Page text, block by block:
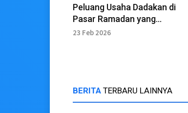
Peluang Usaha Dadakan di
Pasar Ramadan yang
Menjanjikan
23 Feb 2026
BERITA TERBARU LAINNYA